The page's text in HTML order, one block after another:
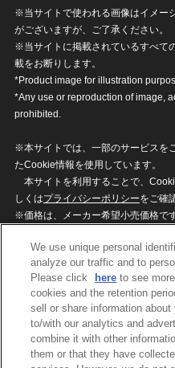
※当サイトで使われる画像はイメー
がございますが、ご了承ください。
※当サイトに掲載されているすべて
載をお断りします。
*Product image for illustration
*Any use or reproduction of image,
prohibited.
※本サイトでは、一部のサービスを
たCookie情報を使用しています。
本サイトを利用することで、
しくはプライバシーポリシーをご確
※価格は、メーカー希望小売価格です
ざいますのでご了承ください。
privacypolicy
ウェブサイトご利用条件
個人情報保護方針
We use unique personal
analyze our traffic and to
Please click
here to see
cookies and the retention
sell or share information
to/with our analytics and
combine it with other
them or that they have